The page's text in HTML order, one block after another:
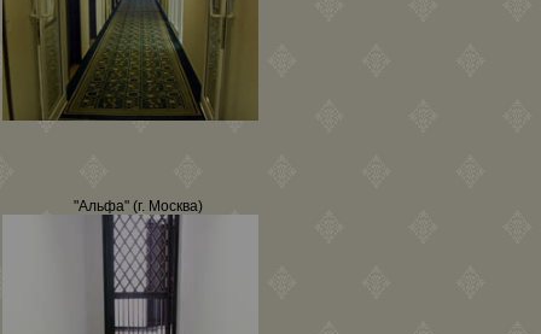
"Альфа" (г. Москва)